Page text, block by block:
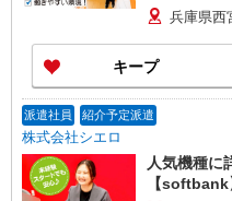
○。・゜+゜ 入
を紹介頂くと,
回払い・週
+゜・。○。・
兵庫県西
キープ
派遣社員 紹介予定派遣
株式会社シエロ
人気機種に
【softbank